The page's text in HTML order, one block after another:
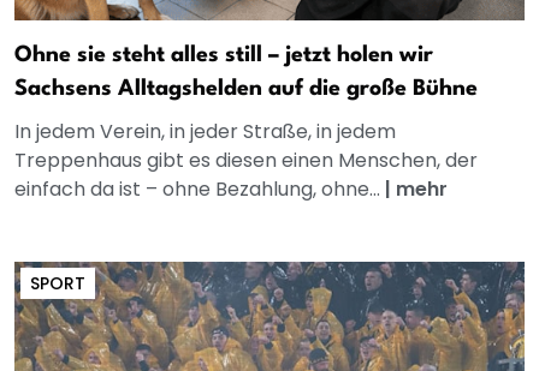
Ohne sie steht alles still – jetzt holen wir
Sachsens Alltagshelden auf die große Bühne
In jedem Verein, in jeder Straße, in jedem
Treppenhaus gibt es diesen einen Menschen, der
einfach da ist – ohne Bezahlung, ohne... | mehr
SPORT